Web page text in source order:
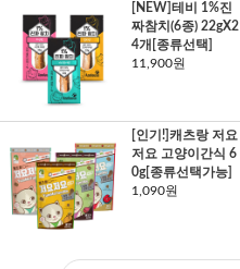
[NEW]테비 1%진
짜참치(6종) 22gX2
4개[종류선택]
11,900원
[인기!]캐츠랑 저요
저요 고양이간식 6
0g[종류선택가능]
1,090원